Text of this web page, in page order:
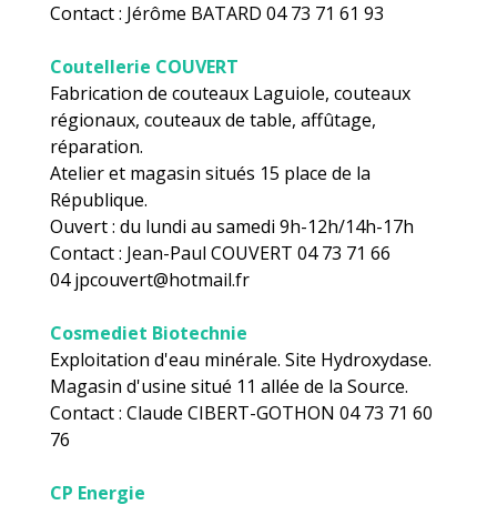
Contact : Jérôme BATARD 04 73 71 61 93
Coutellerie COUVERT
Fabrication de couteaux Laguiole, couteaux
régionaux, couteaux de table, affûtage,
réparation.
Atelier et magasin situés 15 place de la
République.
Ouvert : du lundi au samedi 9h-12h/14h-17h
Contact : Jean-Paul COUVERT 04 73 71 66
04 jpcouvert@hotmail.fr
Cosmediet Biotechnie
Exploitation d'eau minérale. Site Hydroxydase.
Magasin d'usine situé 11 allée de la Source.
Contact : Claude CIBERT-GOTHON 04 73 71 60
76
CP Energie